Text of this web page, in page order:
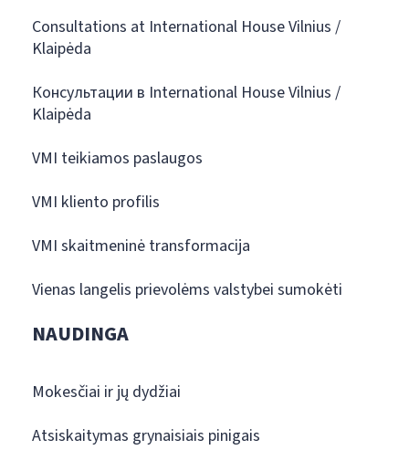
Consultations at International House Vilnius /
Klaipėda
Консультации в International House Vilnius /
Klaipėda
VMI teikiamos paslaugos
VMI kliento profilis
VMI skaitmeninė transformacija
Vienas langelis prievolėms valstybei sumokėti
NAUDINGA
Mokesčiai ir jų dydžiai
Atsiskaitymas grynaisiais pinigais